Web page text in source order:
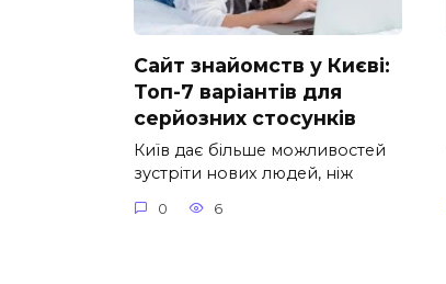
Сайт знайомств у Києві:
Топ-7 варіантів для
серйозних стосунків
Київ дає більше можливостей
зустріти нових людей, ніж
0 6